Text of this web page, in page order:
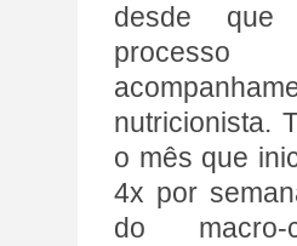
desde
nutricionista.
o mês que
4x por
do